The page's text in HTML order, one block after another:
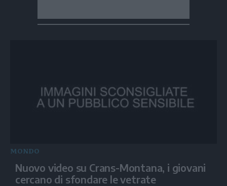
MONDO
Nuovo video su Crans-Montana, i giovani
cercano di sfondare le vetrate